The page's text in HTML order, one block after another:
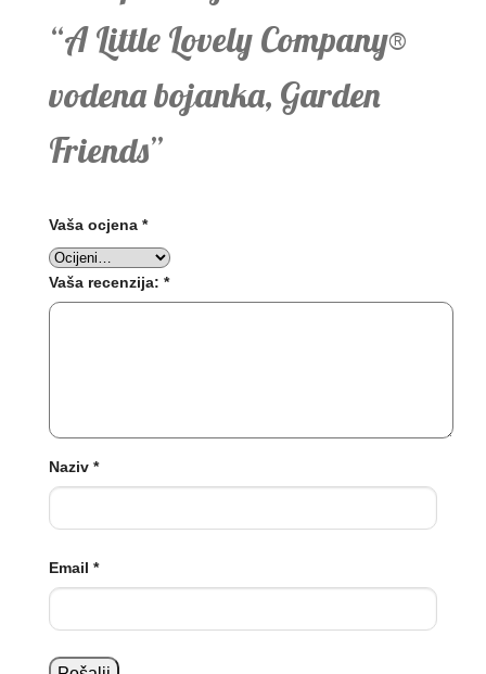
“A Little Lovely Company®
vodena bojanka, Garden
Friends”
Vaša ocjena *
Vaša recenzija: *
Naziv *
Email *